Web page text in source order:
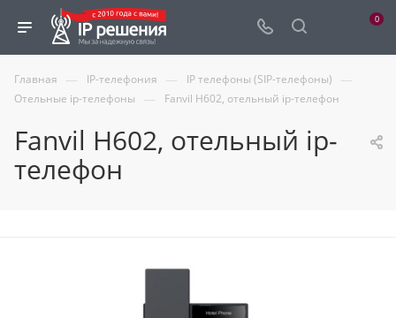
0
Главная — IP-телефония — IP телефоны (SIP-телефоны) —
Отельные ip-телефоны — Fanvil H602, отельный ip-телефон
Fanvil H602, отельный ip-
телефон